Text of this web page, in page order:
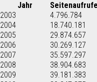
Jahr Seitenaufrufe
2003
4.796.784
2004
18.740.181
2005
29.874.657
2006
30.269.127
2007
35.597.297
2008
38.904.683
2009
39.181.383